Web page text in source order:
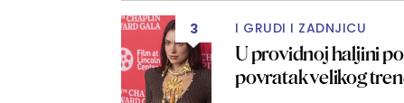
3 I GRUDI I ZADNJICU
U providnoj haljini
povratak velikog